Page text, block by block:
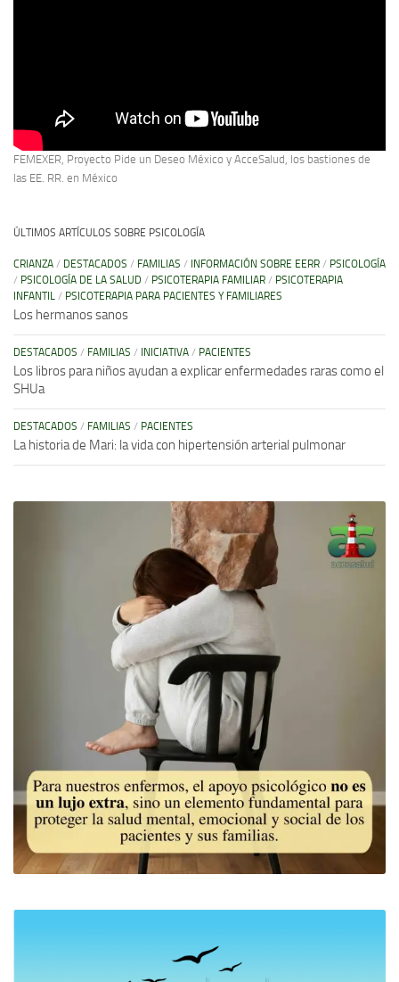
FEMEXER, Proyecto Pide un Deseo México y AcceSalud, los bastiones de
las EE. RR. en México
ÚLTIMOS ARTÍCULOS SOBRE PSICOLOGÍA
CRIANZA / DESTACADOS / FAMILIAS / INFORMACIÓN SOBRE EERR / PSICOLOGÍA
/ PSICOLOGÍA DE LA SALUD / PSICOTERAPIA FAMILIAR / PSICOTERAPIA
INFANTIL / PSICOTERAPIA PARA PACIENTES Y FAMILIARES
Los hermanos sanos
DESTACADOS / FAMILIAS / INICIATIVA / PACIENTES
Los libros para niños ayudan a explicar enfermedades raras como el
SHUa
DESTACADOS / FAMILIAS / PACIENTES
La historia de Mari: la vida con hipertensión arterial pulmonar